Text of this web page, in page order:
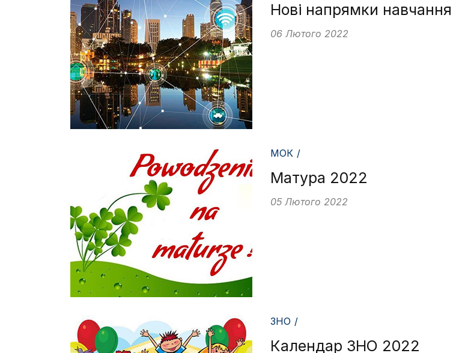
Нові напрямки навчання
06 Лютого 2022
МОК /
Матура 2022
05 Лютого 2022
ЗНО /
Календар ЗНО 2022